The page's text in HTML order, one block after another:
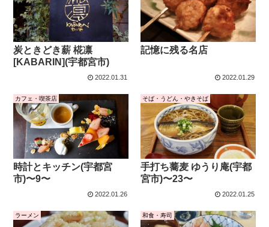
炭ときどき薪 椛凛
[KABARIN](宇都宮市)
2022.01.31
記憶に残る名店
2022.01.29
カフェ・喫茶店
時計とキッチン(宇都宮
市)〜9〜
2022.01.26
そば・うどん・やきそば
手打ち蕎麦 ゆうり庵(宇都
宮市)〜23〜
2022.01.25
ラーメン 和食・寿司